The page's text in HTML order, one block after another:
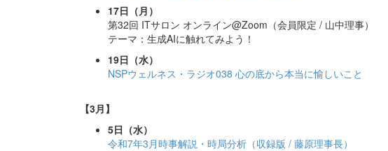
17日（月）
第32回 ITサロン オンライン@Zoom（会員限定 / 山中理事）
テーマ：生成AIに触れてみよう！
19日（水）
NSPウェルネス・ラジオ038 心の底から本当に愉しいこと
【3月】
5日（水）
令和7年3月時事解説・時局分析（収録版 / 藤原理事長）